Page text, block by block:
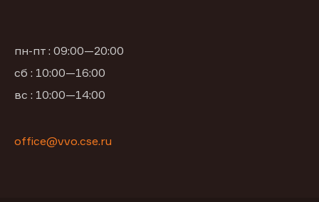
пн-пт : 09:00—20:00
сб : 10:00—16:00
вс : 10:00—14:00
office@vvo.cse.ru